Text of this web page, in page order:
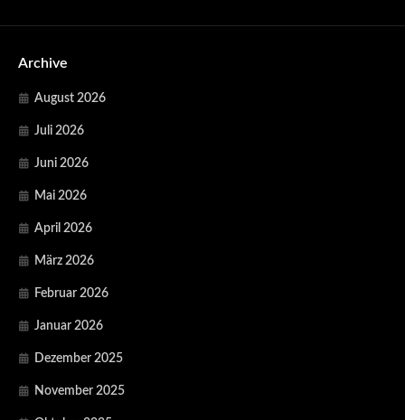
Archive
August 2026
Juli 2026
Juni 2026
Mai 2026
April 2026
März 2026
Februar 2026
Januar 2026
Dezember 2025
November 2025